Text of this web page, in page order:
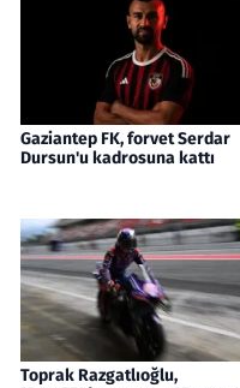
Gaziantep FK, forvet Serdar
Dursun'u kadrosuna kattı
Toprak Razgatlıoğlu,